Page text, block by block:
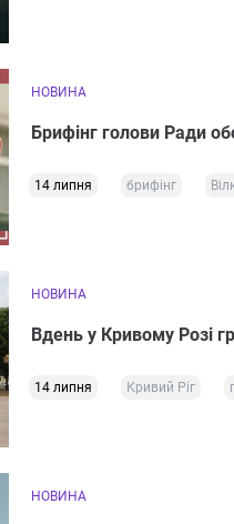
НОВИНА
Брифінг голови Ради
14 липня брифінг
НОВИНА
Вдень у Кривому Розі
14 липня Кривий Ріг
НОВИНА